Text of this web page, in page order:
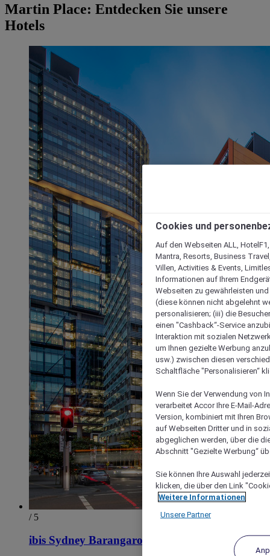
Martin Place: Entdecken Sie unsere
Hotels
/ 5
ibis Sydney Barangaroo
Cookies und
Auf den Webseiten ALL,
Mantra, Resorts, Business
Villen, Activities & Events,
Informationen auf Ihrem
Webseiten zu gewährleisten
(diese können nicht abgelehnt
personalisieren; (iii) die
einen "Cashback“-Service
Interaktion mit sozialen
um Ihnen gezielte Werbung
usw.) zwischen diesen
Schaltfläche "Personalisieren“
Wenn Sie der Verwendung von
verarbeitet Accor Ihre E-Mail-
Version, kombiniert mit Ihren
auf Webseiten Dritter und in
abgeglichen werden, über die
Abschnitt "Gezielte Werbung“
Sie können Ihre Auswahl
klicken, die über den Link
Weitere Informationen
Unsere Partner